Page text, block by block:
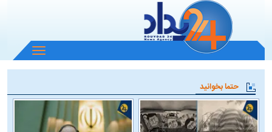
باز
و
منو
حتما بخوانید